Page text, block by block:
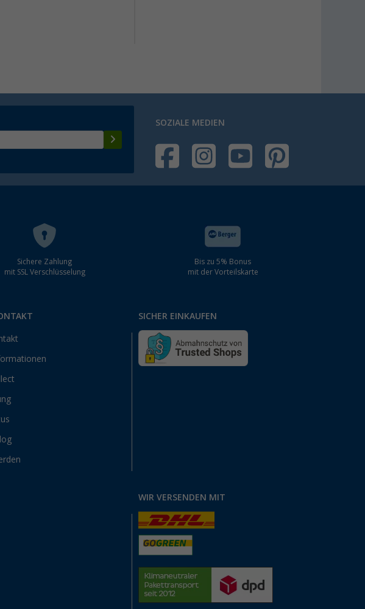
SOZIALE MEDIEN
Sichere Zahlung
mit SSL Verschlüsselung
Bis zu 5% Bonus
mit der Vorteilskarte
SICHER EINKAUFEN
WIR VERSENDEN MIT